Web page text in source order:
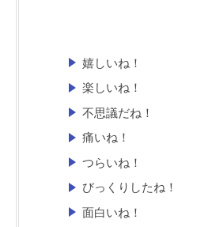
嬉しいね！
楽しいね！
不思議だね！
痛いね！
つらいね！
びっくりしたね！
面白いね！